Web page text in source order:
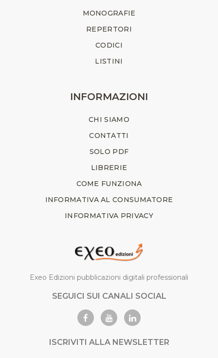
MONOGRAFIE
REPERTORI
CODICI
LISTINI
INFORMAZIONI
CHI SIAMO
CONTATTI
SOLO PDF
LIBRERIE
COME FUNZIONA
INFORMATIVA AL CONSUMATORE
INFORMATIVA PRIVACY
Exeo Edizioni pubblicazioni digitali professionali
SEGUICI SUI CANALI SOCIAL
ISCRIVITI ALLA NEWSLETTER